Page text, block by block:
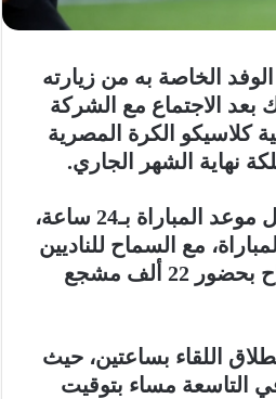
الخاصة به من زيارته
بعد الاجتماع مع الشركة
كلاسيكو الكرة المصرية
نهاية الشهر الجاري.
وشهدت نتائج هذه الزيارة استلاما كافيا لإستاد المملكة أرينا قبل موعد المباراة بـ24 ساعة،
مع السماح للناديين
فقط زيارة الإستاد ليلة المباراة والسير على أرضيته، مع السماح بحضور 22 ألف مشجع
اللقاء بساعتين، حيث
التاسعة مساء بتوقيت